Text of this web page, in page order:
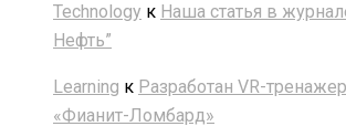
Technology к Наша статья в
Нефть”
Learning к Разработан VR-
«Фианит-Ломбард»